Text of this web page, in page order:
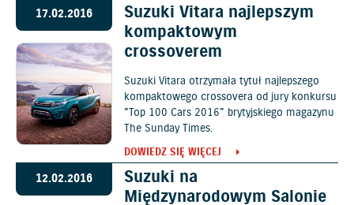
17.02.2016
Suzuki Vitara najlepszym
kompaktowym
crossoverem
Suzuki Vitara otrzymała tytuł najlepszego
kompaktowego crossovera od jury konkursu
"Top 100 Cars 2016" brytyjskiego magazynu
The Sunday Times.
DOWIEDZ SIĘ WIĘCEJ
12.02.2016
Suzuki na
Międzynarodowym Salonie